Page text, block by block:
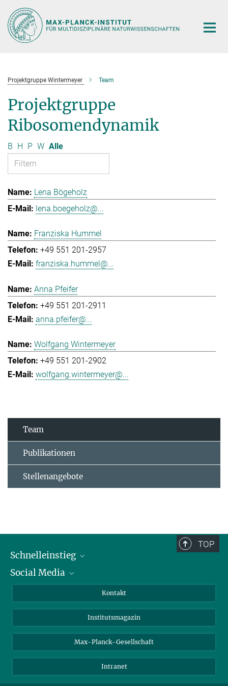
Hauptinhalt
Projektgruppe Wintermeyer Team
Projektgruppe
Ribosomendynamik
B H P W Alle
Lena Bögeholz
lena.boegeholz@...
Franziska Hummel
+49 551 201-2957
franziska.hummel@...
Anna Pfeifer
+49 551 201-2911
anna.pfeifer@...
Wolfgang Wintermeyer
+49 551 201-2902
wolfgang.wintermeyer@...
Team
Publikationen
Stellenangebote
TOP
Schnelleinstieg
Alumni
Fördernde
Schulen
Studierende
Social Media
Bluesky
Facebook
YouTube
Kontakt
Institutsmagazin
Max-Planck-Gesellschaft
Intranet